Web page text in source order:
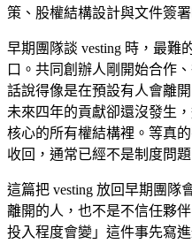
策、股權結構設計與文件簽
早期團隊談 vesting 時，最難
口。共同創辦人剛開始合作
話說得像是在預設有人會離
未來四年的貢獻卻還沒發生
核心的所有權結構裡。等真
收回，通常已經不是制度問
這篇把 vesting 放回早期團隊
離開的人，也不是不信任夥
投入程度會變」這件事先寫